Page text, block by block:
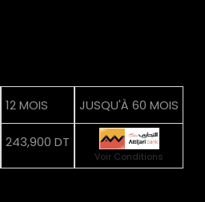
12 MOIS
243,900 DT
JUSQU'À 60 MOIS
Voir Conditions